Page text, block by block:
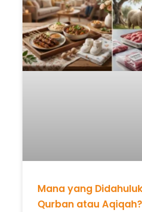
Mana yang
Qurban atau